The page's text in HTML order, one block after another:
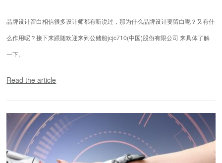
品牌设计留白相信很多设计师都有听说过，那为什么品牌设计要留白呢？又有什
么作用呢？接下来跟随欢迎来到公赌船jcjc710(中国)股份有限公司 来具体了解
一下。
Read the article